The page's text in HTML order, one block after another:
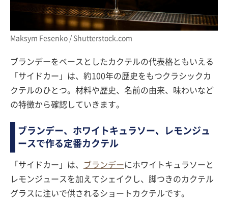
Maksym Fesenko / Shutterstock.com
ブランデーをベースとしたカクテルの代表格ともいえる
「サイドカー」は、約100年の歴史をもつクラシックカ
クテルのひとつ。材料や歴史、名前の由来、味わいなど
の特徴から確認していきます。
ブランデー、ホワイトキュラソー、レモンジュ
ースで作る定番カクテル
「サイドカー」は、 ブランデーにホワイトキュラソーと
レモンジュースを加えてシェイクし、脚つきのカクテル
グラスに注いで供されるショートカクテルです。